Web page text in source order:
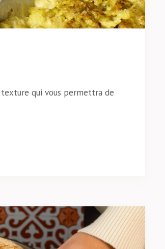
qui vous permettra de